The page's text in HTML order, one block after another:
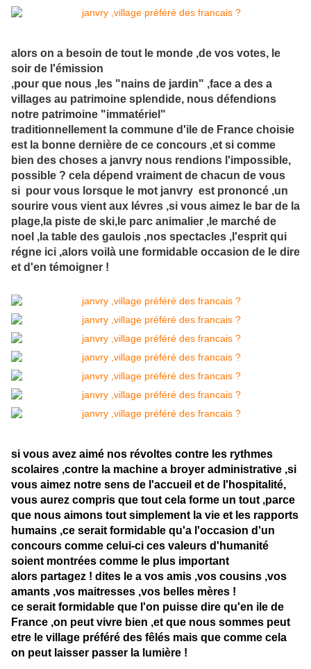
alors on a besoin de tout le monde ,de vos votes, le
soir de l'émission
,pour que nous ,les "nains de jardin" ,face a des a
villages au patrimoine splendide, nous défendions
notre patrimoine "immatériel"
traditionnellement la commune d'ile de France choisie
est la bonne dernière de ce concours ,et si comme
bien des choses a janvry nous rendions l'impossible,
possible ? cela dépend vraiment de chacun de vous
si pour vous lorsque le mot janvry est prononcé ,un
sourire vous vient aux lévres ,si vous aimez le bar de la
plage,la piste de ski,le parc animalier ,le marché de
noel ,la table des gaulois ,nos spectacles ,l'esprit qui
régne ici ,alors voilà une formidable occasion de le dire
et d'en témoigner !
si vous avez aimé nos révoltes contre les rythmes
scolaires ,contre la machine a broyer administrative ,si
vous aimez notre sens de l'accueil et de l'hospitalité,
vous aurez compris que tout cela forme un tout ,parce
que nous aimons tout simplement la vie et les rapports
humains ,ce serait formidable qu'a l'occasion d'un
concours comme celui-ci ces valeurs d'humanité
soient montrées comme le plus important
alors partagez ! dites le a vos amis ,vos cousins ,vos
amants ,vos maitresses ,vos belles mères !
ce serait formidable que l'on puisse dire qu'en ile de
France ,on peut vivre bien ,et que nous sommes peut
etre le village préféré des fêlés mais que comme cela
on peut laisser passer la lumière !